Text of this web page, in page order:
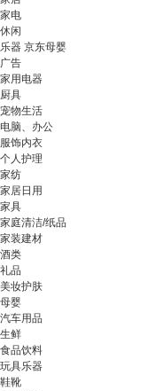
家电
休闲
乐器 京东母婴
广告
家用电器
厨具
宠物生活
电脑、办公
服饰内衣
个人护理
家纺
家居日用
家具
家庭清洁/纸品
家装建材
酒类
礼品
美妆护肤
母婴
汽车用品
生鲜
食品饮料
玩具乐器
鞋靴